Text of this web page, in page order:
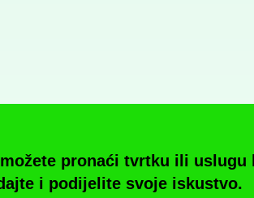
pronaći tvrtku ili uslugu
i podijelite svoje iskustvo.